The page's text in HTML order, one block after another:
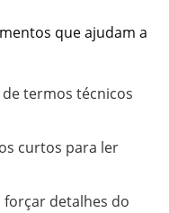
que ajudam a
termos técnicos
curtos para ler
detalhes do